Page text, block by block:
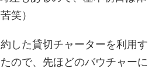
笑）
した貸切チャーターを利用す
ので、先ほどのバウチャーに